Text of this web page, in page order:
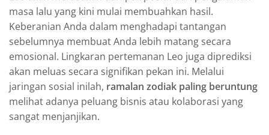
masa lalu yang kini mulai membuahkan hasil.
Keberanian Anda dalam menghadapi tantangan
sebelumnya membuat Anda lebih matang secara
emosional. Lingkaran pertemanan Leo juga diprediksi
akan meluas secara signifikan pekan ini. Melalui
jaringan sosial inilah, ramalan zodiak paling beruntung
melihat adanya peluang bisnis atau kolaborasi yang
sangat menjanjikan.